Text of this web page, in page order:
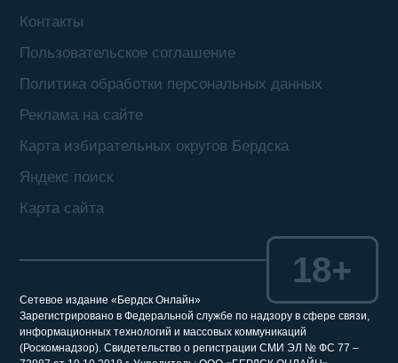
Контакты
Пользовательское соглашение
Политика обработки персональных данных
Реклама на сайте
Карта избирательных округов Бердска
Яндекс поиск
Карта сайта
Сетевое издание «Бердск Онлайн»
Зарегистрировано в Федеральной службе по надзору в сфере связи,
информационных технологий и массовых коммуникаций
(Роскомнадзор). Свидетельство о регистрации СМИ ЭЛ № ФС 77 –
18+